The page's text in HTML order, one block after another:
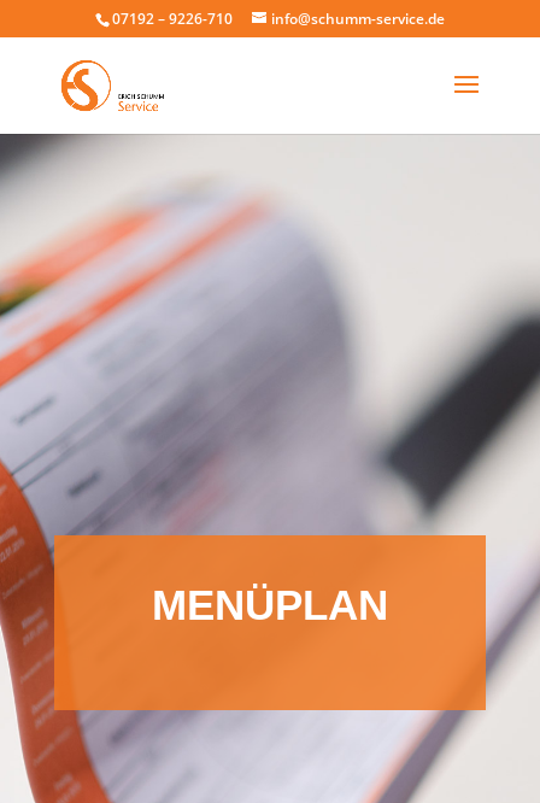
07192 – 9226-710 info@schumm-service.de
MENÜPLAN